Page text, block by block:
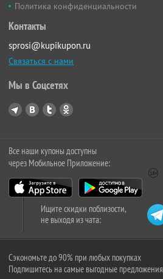
Политика конфиденциальности
Контакты
sprosi@kupikupon.ru
Связаться с нами
Мы в Соцсетях
Все наши купоны доступны
через Мобильное Приложение:
Ищите скидки поблизости,
не выходя из чата:
Сэкономьте до 90% при любых покупках
Подпишитесь на самые выгодные предложения